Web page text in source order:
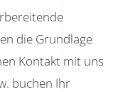
die Grundlage
Kontakt mit uns
buchen Ihr